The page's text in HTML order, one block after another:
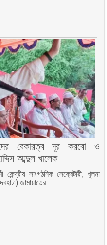
বেকারত্ব দূর করবো ও
আব্দুল খালেক
কেন্দ্রীয় সাংগঠনিক সেক্রেটারী, খুলনা
জামায়াতের